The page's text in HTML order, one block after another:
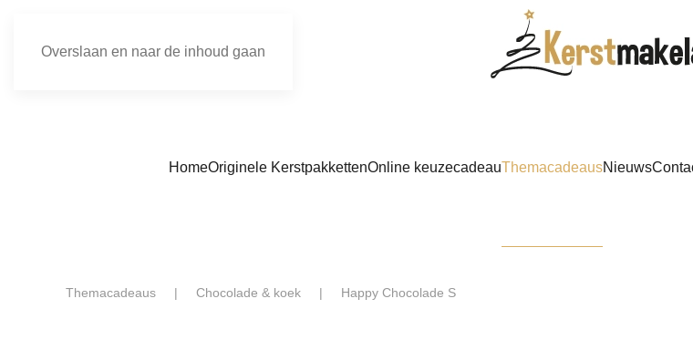
Overslaan en naar de inhoud gaan
HomeOriginele KerstpakkettenOnline keuzecadeauThemacadeausNieuws
Themacadeaus Chocolade & koek Happy Chocolade S